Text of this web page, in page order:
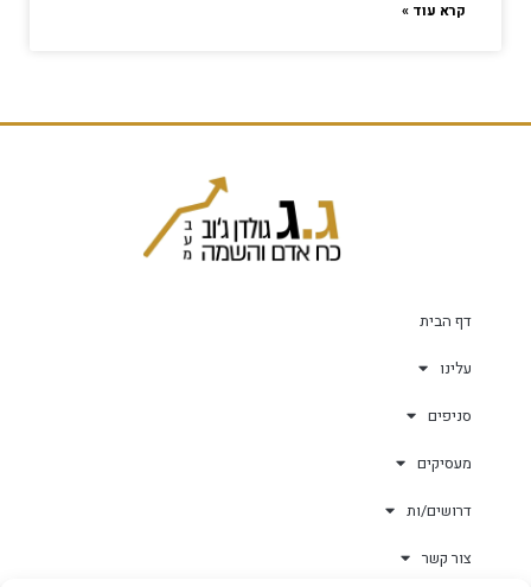
קרא עוד »
דף הבית
עלינו
סניפים
מעסיקים
דרושים/ות
צור קשר